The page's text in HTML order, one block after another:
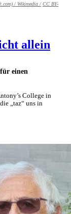
/ Wikimedia / CC BY-
einen
allein
College in
„taz“ uns in